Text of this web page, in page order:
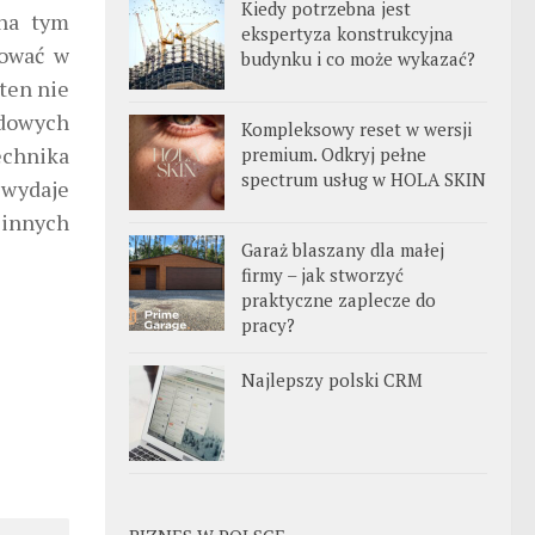
tym
w
nie
Kiedy potrzebna jest
ekspertyza konstrukcyjna
budynku i co może wykazać?
Kompleksowy reset w wersji
premium. Odkryj pełne
spectrum usług w HOLA SKIN
Garaż blaszany dla małej
firmy – jak stworzyć
praktyczne zaplecze do
pracy?
Najlepszy polski CRM